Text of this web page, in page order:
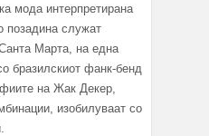
мода интерпретирана
позадина служат
Марта, на една
бразилскиот фанк-бенд
на Жак Декер,
изобилуваат со